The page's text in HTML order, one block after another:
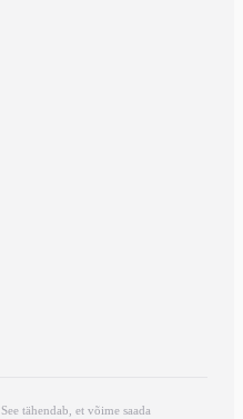
tähendab, et võime saada